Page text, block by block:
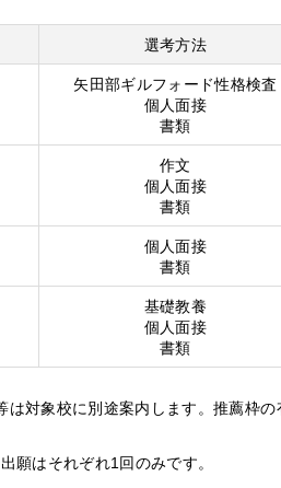
選考方法
矢田部ギルフォード性格検査
個人面接
書類
作文
個人面接
書類
個人面接
書類
基礎教養
個人面接
書類
対象校に別途案内します。推薦枠
願はそれぞれ1回のみです。